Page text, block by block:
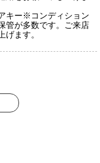
キー※コンディション
管が多数です。ご来店
げます。